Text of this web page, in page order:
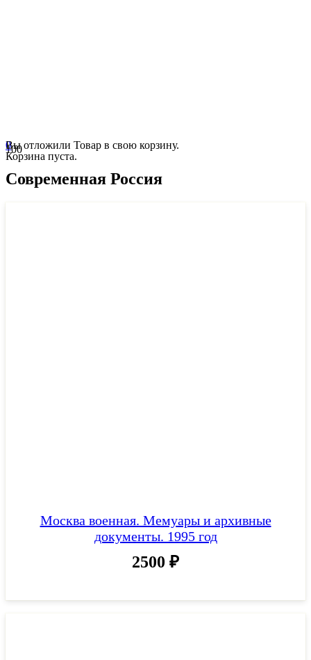
0
Вы отложили Товар в свою корзину.
Корзина пуста.
Современная Россия
Москва военная. Мемуары и архивные
документы. 1995 год
2500 ₽